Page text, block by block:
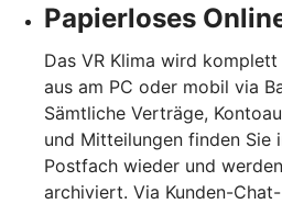
Papierloses
Das VR Klima wird
aus am PC oder mobil via
Sämtliche Verträge,
und Mitteilungen finden Sie
Postfach wieder und
archiviert. Via Kunden-